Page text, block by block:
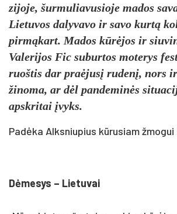
zi­jo­je, šur­mu­lia­vu­sio­je ma­dos
Lie­tu­vos da­ly­va­vo ir sa­vo kurtą
pirmą­kart. Ma­dos kūrėjos ir
Va­le­ri­jos Fic su­bur­tos mo­te­rys
ruoš­tis dar pra­ėjusį ru­denį, nors
ži­no­ma, ar dėl pan­de­minės
ap­skri­tai įvyks.
Padėka Alksniupius kūrusiam žmogui
Dėme­sys – Lie­tu­vai